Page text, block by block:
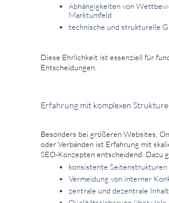
Abhängigkeiten von
Marktumfeld
technische und strukturelle
Diese Ehrlichkeit ist essenziell für
Entscheidungen.
Erfahrung mit komplexen
Besonders bei größeren Websites,
oder Verbänden ist Erfahrung mit
SEO-Konzepten entscheidend. Dazu
konsistente Seitenstrukturen
Vermeidung von interner
zentrale und dezentrale